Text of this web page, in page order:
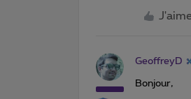
J'aime
GeoffreyD
Bonjour,